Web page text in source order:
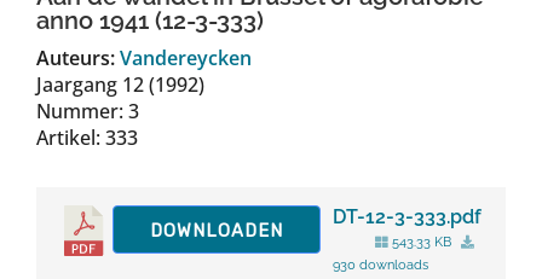
TDT Overzicht
Over Dth
anno 1941 (12-3-333)
Auteurs:Vandereycken
Jaargang 12 (1992)
Nummer: 3
Artikel: 333
DOWNLOADEN
DT-12-3-333.pdf
543.33 KB
930 downloads